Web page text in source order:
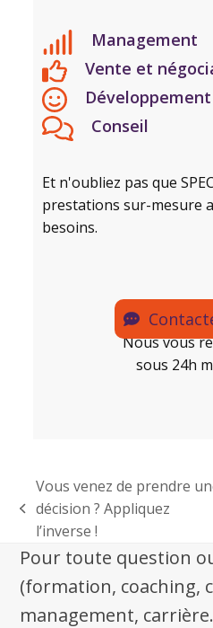
Management
Vente et
Conseil
Et n'oubliez pas que
prestations sur-mesure
besoins.
Nous vous
sous 24h
Vous venez de prendre
décision ? Appliquez
l’inverse !
Pour toute question
(formation, coaching,
management,